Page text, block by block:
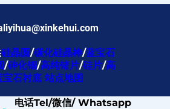
硅晶圆/碳化硅晶棒/蓝宝石
/砷化铟/高纯锗片/硅片/高
宝石衬底 站点地图
电话Tel/微信/ Whatsapp